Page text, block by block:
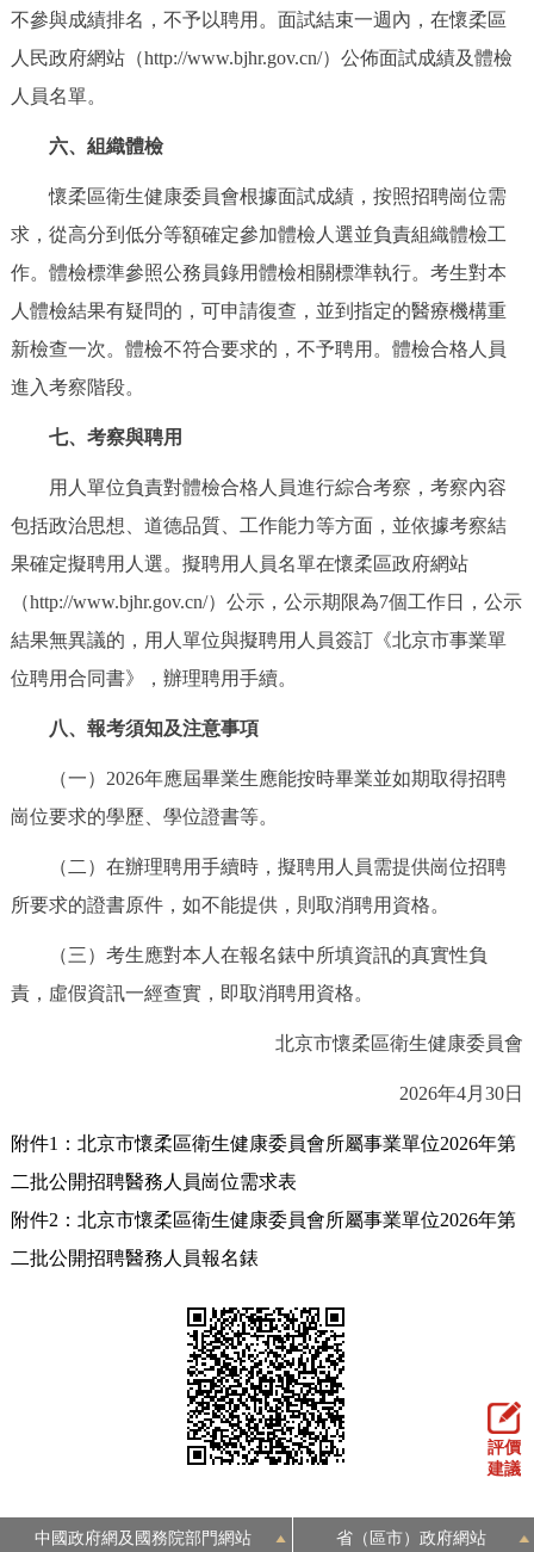
不參與成績排名，不予以聘用。面試結束一週內，在懷柔區
人民政府網站（http://www.bjhr.gov.cn/）公佈面試成績及體檢
人員名單。
六、組織體檢
懷柔區衛生健康委員會根據面試成績，按照招聘崗位需
求，從高分到低分等額確定參加體檢人選並負責組織體檢工
作。體檢標準參照公務員錄用體檢相關標準執行。考生對本
人體檢結果有疑問的，可申請復查，並到指定的醫療機構重
新檢查一次。體檢不符合要求的，不予聘用。體檢合格人員
進入考察階段。
七、考察與聘用
用人單位負責對體檢合格人員進行綜合考察，考察內容
包括政治思想、道德品質、工作能力等方面，並依據考察結
果確定擬聘用人選。擬聘用人員名單在懷柔區政府網站
（http://www.bjhr.gov.cn/）公示，公示期限為7個工作日，公示
結果無異議的，用人單位與擬聘用人員簽訂《北京市事業單
位聘用合同書》，辦理聘用手續。
八、報考須知及注意事項
（一）2026年應屆畢業生應能按時畢業並如期取得招聘
崗位要求的學歷、學位證書等。
（二）在辦理聘用手續時，擬聘用人員需提供崗位招聘
所要求的證書原件，如不能提供，則取消聘用資格。
（三）考生應對本人在報名錶中所填資訊的真實性負
責，虛假資訊一經查實，即取消聘用資格。
北京市懷柔區衛生健康委員會
2026年4月30日
附件1：北京市懷柔區衛生健康委員會所屬事業單位2026年第
二批公開招聘醫務人員崗位需求表
附件2：北京市懷柔區衛生健康委員會所屬事業單位2026年第
二批公開招聘醫務人員報名錶
評價
建議
中國政府網及國務院部門網站 省（區市）政府網站